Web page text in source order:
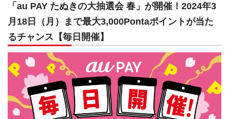
「au PAY たぬきの大抽選会 春」が開催！2024年3
月18日（月）まで最大3,000Pontaポイントが当た
るチャンス【毎日開催】